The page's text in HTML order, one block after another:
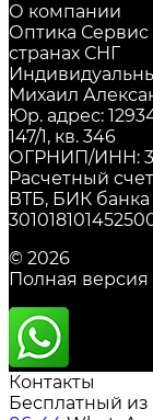
О компании
Оптика
странах СНГ
Михаил
Юр. адрес:
147/1, кв. 346
ОГРНИП/ИНН:
Расчетный
ВТБ, БИК банка
© 2026
Полная версия
Контакты
Бесплатный из